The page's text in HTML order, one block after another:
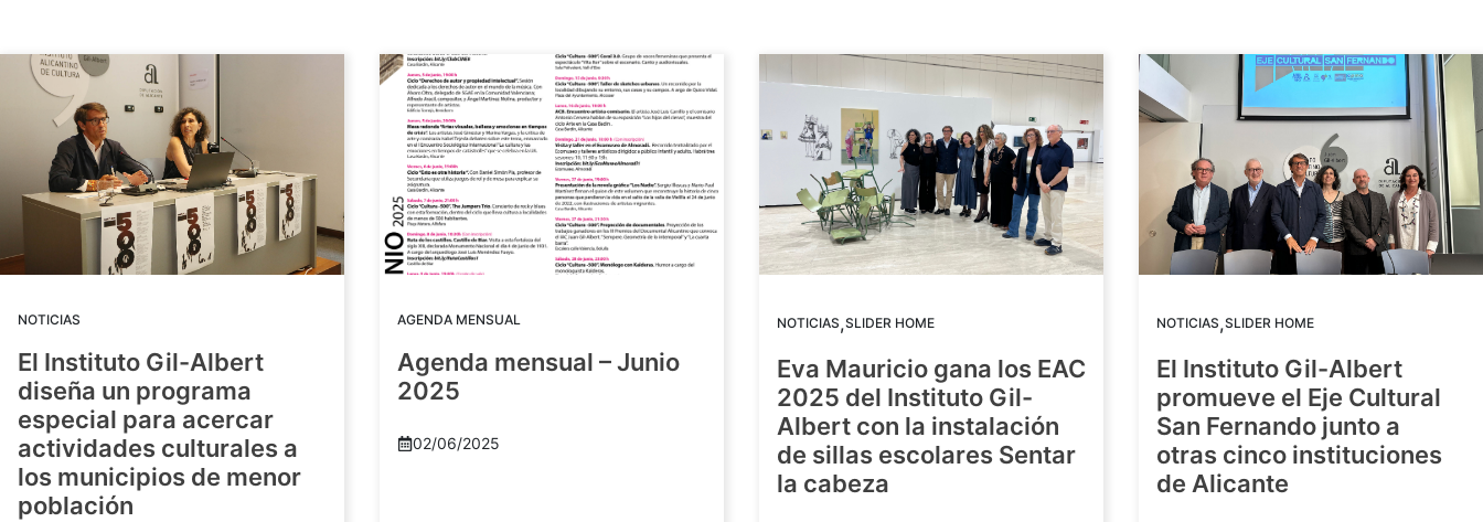
NOTICIAS
El Instituto Gil-Albert
diseña un programa
especial para acercar
actividades culturales a
los municipios de menor
población
AGENDA MENSUAL
Agenda mensual – Junio
2025
02/06/2025
NOTICIAS,SLIDER HOME
Eva Mauricio gana los EAC
2025 del Instituto Gil-
Albert con la instalación
de sillas escolares Sentar
la cabeza
NOTICIAS,SLIDER HOME
El Instituto Gil-Albert
promueve el Eje Cultural
San Fernando junto a
otras cinco instituciones
de Alicante